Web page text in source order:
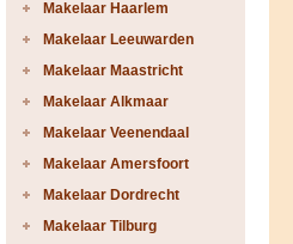
Makelaar Haarlem
Makelaar Leeuwarden
Makelaar Maastricht
Makelaar Alkmaar
Makelaar Veenendaal
Makelaar Amersfoort
Makelaar Dordrecht
Makelaar Tilburg